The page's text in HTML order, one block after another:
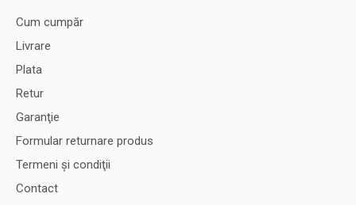
Cum cumpăr
Livrare
Plata
Retur
Garanţie
Formular returnare produs
Termeni şi condiţii
Contact